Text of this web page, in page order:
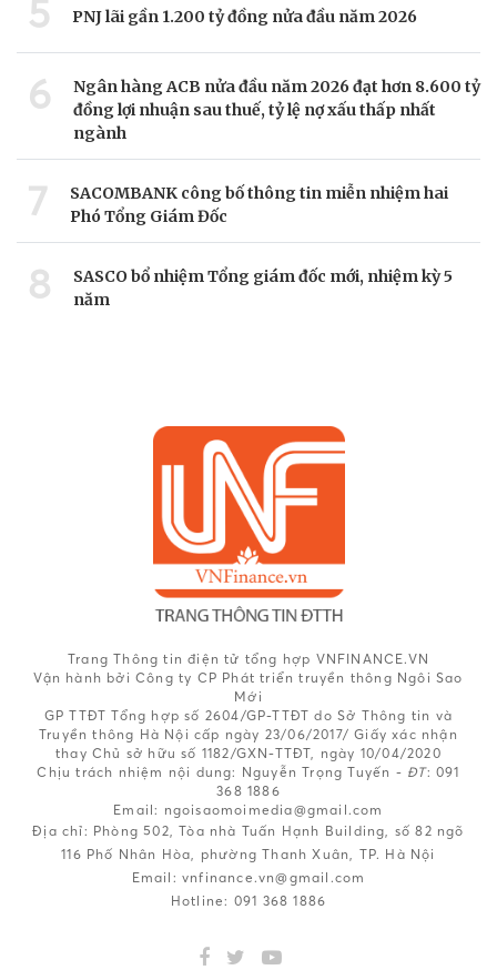
5 PNJ lãi gần 1.200 tỷ đồng nửa đầu năm 2026
6
Ngân hàng ACB nửa đầu năm 2026 đạt hơn 8.600 tỷ
đồng lợi nhuận sau thuế, tỷ lệ nợ xấu thấp nhất
ngành
7
SACOMBANK công bố thông tin miễn nhiệm hai
Phó Tổng Giám Đốc
8
SASCO bổ nhiệm Tổng giám đốc mới, nhiệm kỳ 5
năm
Trang Thông tin điện tử tổng hợp VNFINANCE.VN
Vận hành bởi Công ty CP Phát triển truyền thông Ngôi Sao
Mới
GP TTĐT Tổng hợp số 2604/GP-TTĐT do Sở Thông tin và
Truyền thông Hà Nội cấp ngày 23/06/2017/ Giấy xác nhận
thay Chủ sở hữu số 1182/GXN-TTĐT, ngày 10/04/2020
Chịu trách nhiệm nội dung: Nguyễn Trọng Tuyến - ĐT: 091
368 1886
Email: ngoisaomoimedia@gmail.com
Địa chỉ: Phòng 502, Tòa nhà Tuấn Hạnh Building, số 82 ngõ
116 Phố Nhân Hòa, phường Thanh Xuân, TP. Hà Nội
Email: vnfinance.vn@gmail.com
Hotline: 091 368 1886